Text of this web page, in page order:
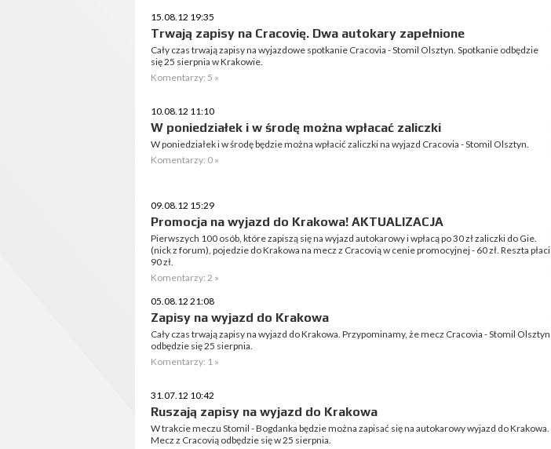
15.08.12 19:35
Trwają zapisy na Cracovię. Dwa autokary zapełnione
Cały czas trwają zapisy na wyjazdowe spotkanie Cracovia - Stomil Olsztyn. Spotkanie odbędzie
się 25 sierpnia w Krakowie.
Komentarzy: 5 »
10.08.12 11:10
W poniedziałek i w środę można wpłacać zaliczki
W poniedziałek i w środę będzie można wpłacić zaliczki na wyjazd Cracovia - Stomil Olsztyn.
Komentarzy: 0 »
09.08.12 15:29
Promocja na wyjazd do Krakowa! AKTUALIZACJA
Pierwszych 100 osób, które zapiszą się na wyjazd autokarowy i wpłacą po 30 zł zaliczki do Gie.
(nick z forum), pojedzie do Krakowa na mecz z Cracovią w cenie promocyjnej - 60 zł. Reszta płaci
90 zł.
Komentarzy: 2 »
05.08.12 21:08
Zapisy na wyjazd do Krakowa
Cały czas trwają zapisy na wyjazd do Krakowa. Przypominamy, że mecz Cracovia - Stomil Olsztyn
odbędzie się 25 sierpnia.
Komentarzy: 1 »
31.07.12 10:42
Ruszają zapisy na wyjazd do Krakowa
W trakcie meczu Stomil - Bogdanka będzie można zapisać się na autokarowy wyjazd do Krakowa.
Mecz z Cracovią odbędzie się w 25 sierpnia.